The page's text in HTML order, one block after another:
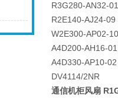
R3G280-AN32-01
R2E140-AJ24-09
W2E300-AP02-10
A4D200-AH16-01
A4D330-AP10-02
DV4114/2NR
通信机柜风扇